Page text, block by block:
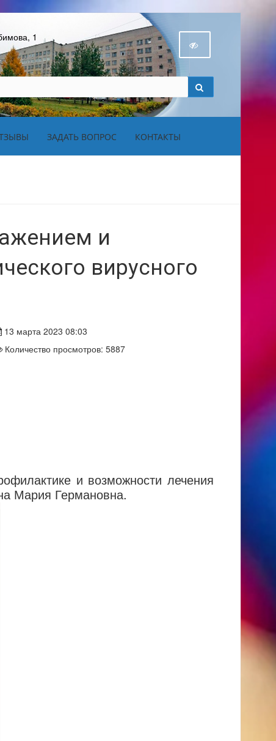
1
ЗАДАТЬ ВОПРОС КОНТАКТЫ
и
вирусного
13 марта 2023 08:03
Количество просмотров: 5887
и возможности лечения
Мария Германовна.